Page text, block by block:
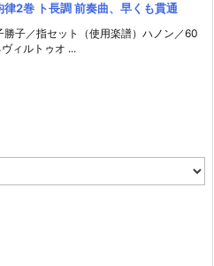
2巻 ト長調 前奏曲、早くも貫通
勝子／指セット（使用楽譜）ハノン／60
ィルトゥオ ...